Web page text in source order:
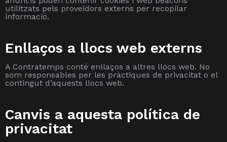
utilitzats pels proveïdors externs per recopilar
informació.
Enllaços a llocs web externs
A Contratemps conté enllaços a altres llocs web. No
som responsables per les pràctiques de privacitat o el
contingut d’aquests llocs web.
Canvis a aquesta política de
privacitat